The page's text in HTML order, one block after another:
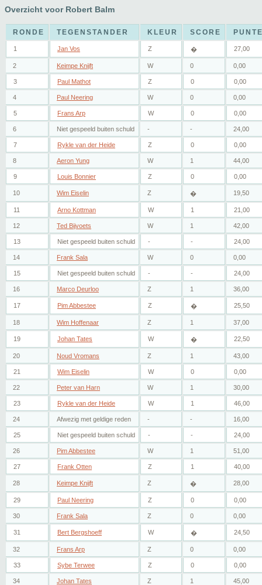
Overzicht voor Robert Balm
RONDE TEGENSTANDER KLEUR SCORE
1 Jan Vos Z � 27,00
2 Keimpe Knijft W 0 0,00
3 Paul Mathot Z 0 0,00
4 Paul Neering W 0 0,00
5 Frans Arp W 0 0,00
6 Niet gespeeld buiten schuld - - 24,00
7 Rykle van der Heide Z 0 0,00
8 Aeron Yung W 1 44,00
9 Louis Bonnier Z 0 0,00
10 Wim Eiselin Z � 19,50
11 Arno Kottman W 1 21,00
12 Ted Bijvoets W 1 42,00
13 Niet gespeeld buiten schuld - - 24,00
14 Frank Sala W 0 0,00
15 Niet gespeeld buiten schuld - - 24,00
16 Marco Deurloo Z 1 36,00
17 Pim Abbestee Z � 25,50
18 Wim Hoffenaar Z 1 37,00
19 Johan Tates W � 22,50
20 Noud Vromans Z 1 43,00
21 Wim Eiselin W 0 0,00
22 Peter van Harn W 1 30,00
23 Rykle van der Heide W 1 46,00
24 Afwezig met geldige reden - - 16,00
25 Niet gespeeld buiten schuld - - 24,00
26 Pim Abbestee W 1 51,00
27 Frank Otten Z 1 40,00
28 Keimpe Knijft Z � 28,00
29 Paul Neering Z 0 0,00
30 Frank Sala Z 0 0,00
31 Bert Bergshoeff W � 24,50
32 Frans Arp Z 0 0,00
33 Sybe Terwee Z 0 0,00
34 Johan Tates Z 1 45,00